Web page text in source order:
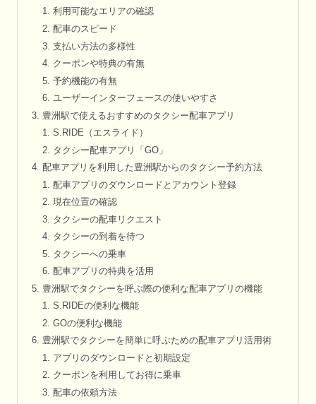
利用可能なエリアの確認
配車のスピード
支払い方法の多様性
クーポンや特典の有無
予約機能の有無
ユーザーインターフェースの使いやすさ
豊洲駅で使えるおすすめのタクシー配車アプリ
S.RIDE（エスライド）
タクシー配車アプリ「GO」
配車アプリを利用した豊洲駅からのタクシー予約方法
配車アプリのダウンロードとアカウント登録
現在位置の確認
タクシーの配車リクエスト
タクシーの到着を待つ
タクシーへの乗車
配車アプリの特典を活用
豊洲駅でタクシーを呼ぶ際の便利な配車アプリの機能
S.RIDEの便利な機能
GOの便利な機能
豊洲駅でタクシーを簡単に呼ぶための配車アプリ活用術
アプリのダウンロードと初期設定
クーポンを利用してお得に乗車
配車の依頼方法